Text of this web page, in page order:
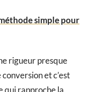
simple pour
rigueur presque
et c’est
qui rapproche la